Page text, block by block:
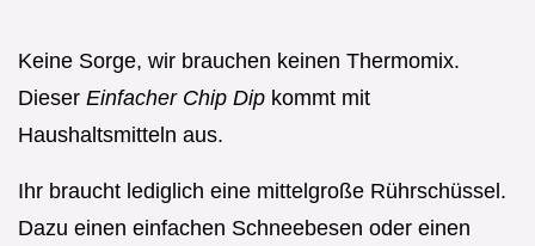
Keine Sorge, wir brauchen keinen Thermomix.
Dieser Einfacher Chip Dip kommt mit
Haushaltsmitteln aus.
Ihr braucht lediglich eine mittelgroße Rührschüssel.
Dazu einen einfachen Schneebesen oder einen